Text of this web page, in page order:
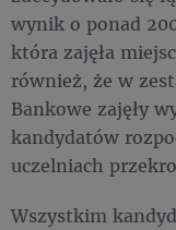
wynik o ponad
która zajęła
również, że w
Bankowe zajęły
kandydatów
uczelniach
Wszystkim